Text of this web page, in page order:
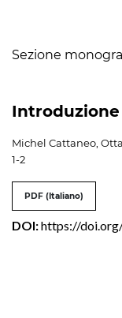
Sezione
Introduzione
Michel Cattaneo,
1-2
PDF (Italiano)
DOI:https://